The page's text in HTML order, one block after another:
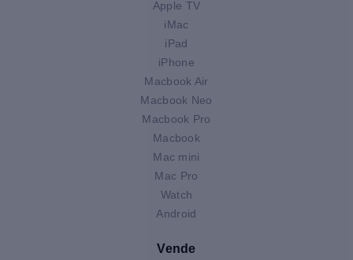
Apple TV
iMac
iPad
iPhone
Macbook Air
Macbook Neo
Macbook Pro
Macbook
Mac mini
Mac Pro
Watch
Android
Vende